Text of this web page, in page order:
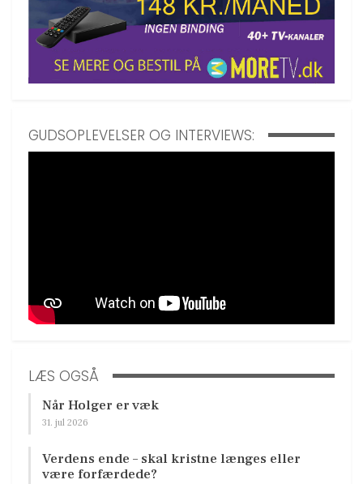
GUDSOPLEVELSER OG INTERVIEWS:
LÆS OGSÅ
Når Holger er væk
31. jul 2026
Verdens ende – skal kristne længes eller
være forfærdede?